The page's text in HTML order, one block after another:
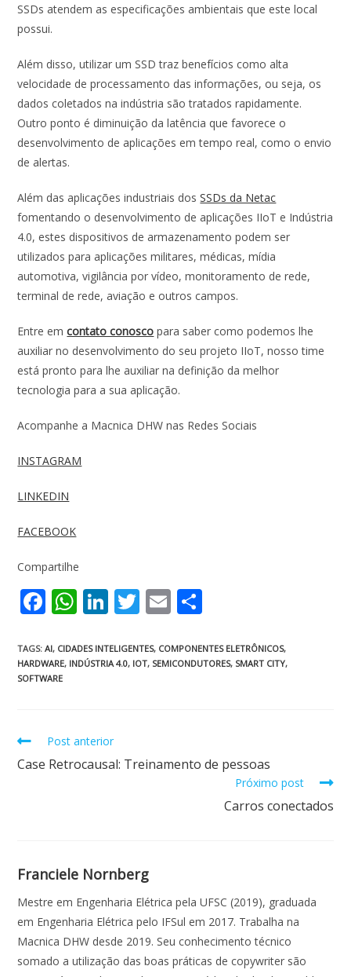
SSDs atendem as especificações ambientais que este local
possui.
Além disso, utilizar um SSD traz benefícios como alta
velocidade de processamento das informações, ou seja, os
dados coletados na indústria são tratados rapidamente.
Outro ponto é diminuição da latência que favorece o
desenvolvimento de aplicações em tempo real, como o envio
de alertas.
Além das aplicações industriais dosSSDs da Netac
fomentando o desenvolvimento de aplicações IIoT e Indústria
4.0, estes dispositivos de armazenamento podem ser
utilizados para aplicações militares, médicas, mídia
automotiva, vigilância por vídeo, monitoramento de rede,
terminal de rede, aviação e outros campos.
Entre emcontato conosco para saber como podemos lhe
auxiliar no desenvolvimento do seu projeto IIoT, nosso time
está pronto para lhe auxiliar na definição da melhor
tecnologia para a sua aplicação.
Acompanhe a Macnica DHW nas Redes Sociais
INSTAGRAM
LINKEDIN
FACEBOOK
Compartilhe
F
e
b
k
W
at
s
p
Li
k
e
T
itt
er
E
ai
l
ar
e
TAGS:AI, CIDADES INTELIGENTES, COMPONENTES ELETRÔNICOS,
HARDWARE, INDÚSTRIA 4.0, IOT, SEMICONDUTORES, SMART CITY,
SOFTWARE
Post anterior
Case Retrocausal: Treinamento de pessoas
Próximo post
Carros conectados
Franciele Nornberg
Mestre em Engenharia Elétrica pela UFSC (2019), graduada
em Engenharia Elétrica pelo IFSul em 2017. Trabalha na
Macnica DHW desde 2019. Seu conhecimento técnico
somado a utilização das boas práticas de copywriter são